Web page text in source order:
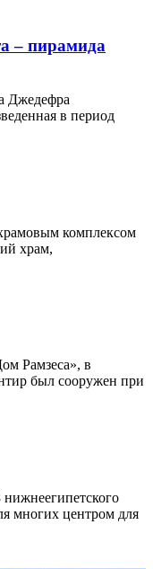
– пирамида
Джедефра
в период
комплексом
храм,
Рамзеса», в
был сооружен при
многих центром для